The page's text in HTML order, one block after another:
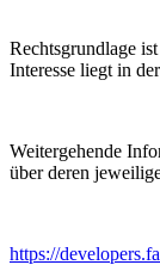
Rechtsgrundlage
Interesse liegt in
Weitergehende
über deren
https://